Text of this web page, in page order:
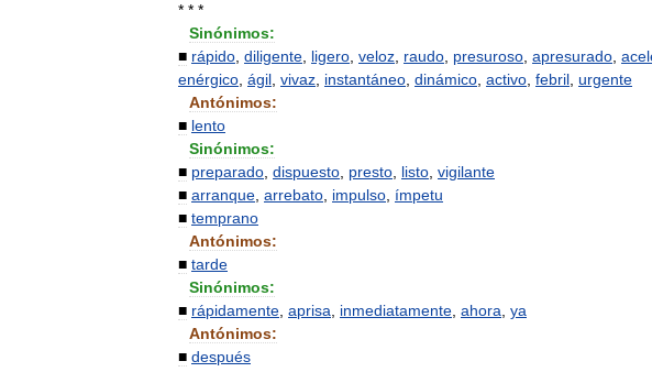
* * *
Sinónimos:
■ rápido, diligente, ligero, veloz, raudo, presuroso, apresurado,
enérgico, ágil, vivaz, instantáneo, dinámico, activo, febril, urgente
Antónimos:
■ lento
Sinónimos:
■ preparado, dispuesto, presto, listo, vigilante
■ arranque, arrebato, impulso, ímpetu
■ temprano
Antónimos:
■ tarde
Sinónimos:
■ rápidamente, aprisa, inmediatamente, ahora, ya
Antónimos:
■ después